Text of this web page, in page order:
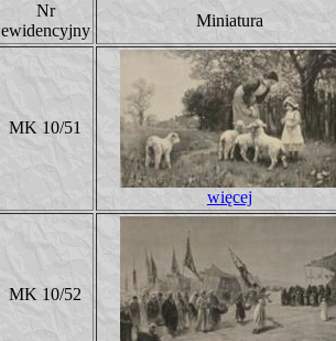
Nr
ewidencyjny
Miniatura
MK 10/51
więcej
MK 10/52